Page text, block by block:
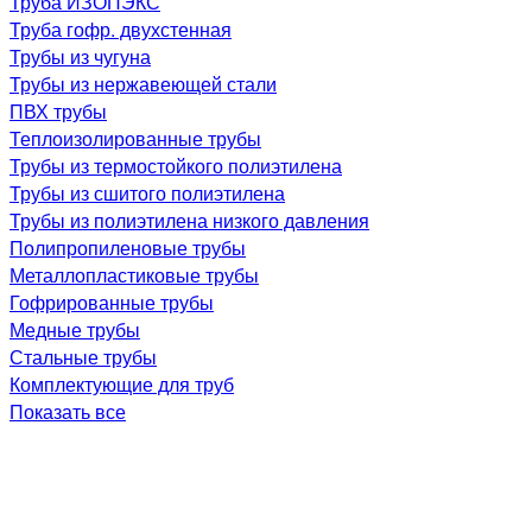
Труба гофр. двухстенная
Трубы из чугуна
Трубы из нержавеющей стали
ПВХ трубы
Теплоизолированные трубы
Трубы из термостойкого полиэтилена
Трубы из сшитого полиэтилена
Трубы из полиэтилена низкого давления
Полипропиленовые трубы
Металлопластиковые трубы
Гофрированные трубы
Медные трубы
Стальные трубы
Комплектующие для труб
Показать все